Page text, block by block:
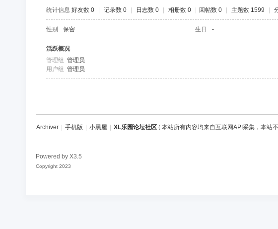
统计信息 好友数 0 记录数 0 日志数 0 相册数 0 回帖数 0 主题数 1599
性别 保密 生日 -
活跃概况
管理组 管理员
用户组 管理员
Archiver 手机版 小黑屋 XL乐园论坛社区 ( 本站所有内容均来自互联网API采集，本站
Powered by X3.5
Copyright 2023